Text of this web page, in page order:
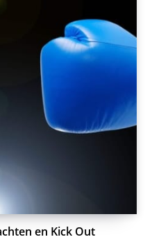
en Kick Out